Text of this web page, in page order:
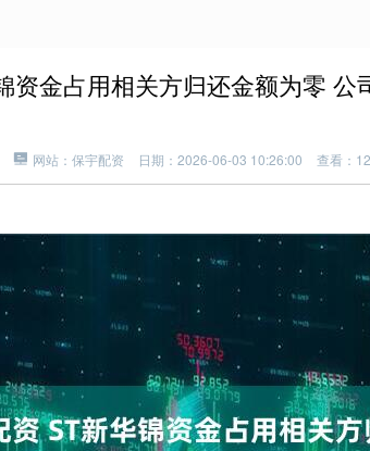
资金占用相关方归还金额为零 公
网站：保宇配资 日期：2026-06-03 10:26:00 查看：